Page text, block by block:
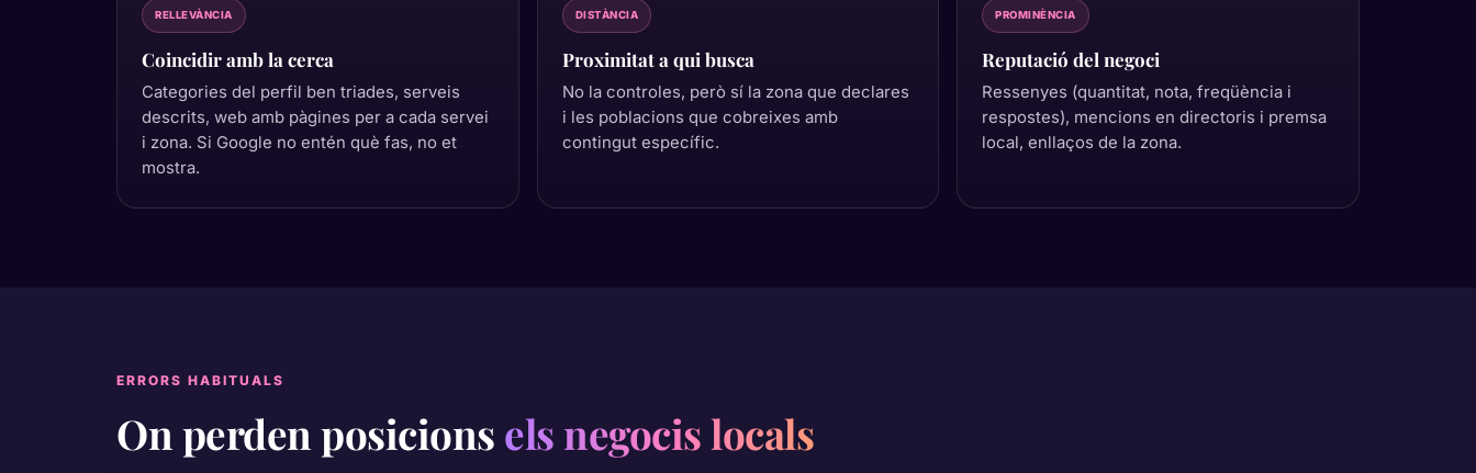
RELLEVÀNCIA
Coincidir amb la cerca
Categories del perfil ben triades, serveis
descrits, web amb pàgines per a cada servei
i zona. Si Google no entén què fas, no et
mostra.
DISTÀNCIA
Proximitat a qui busca
No la controles, però sí la zona que declares
i les poblacions que cobreixes amb
contingut específic.
PROMINÈNCIA
Reputació del negoci
Ressenyes (quantitat, nota, freqüència i
respostes), mencions en directoris i premsa
local, enllaços de la zona.
ERRORS HABITUALS
On perden posicions els negocis locals